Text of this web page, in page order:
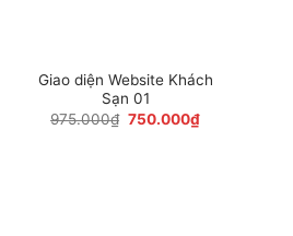
Giao diện Website Khách
Sạn 01
975.000₫ Giá
gốc
750.000₫Giá